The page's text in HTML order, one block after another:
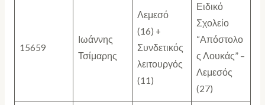
15659
Ιωάννης
Τσίμαρης
Λεμεσό
(16) +
Συνδετικός
λειτουργός
(11)
Ειδικό
Σχολείο
“Απόστολο
ς Λουκάς” –
Λεμεσός
(27)